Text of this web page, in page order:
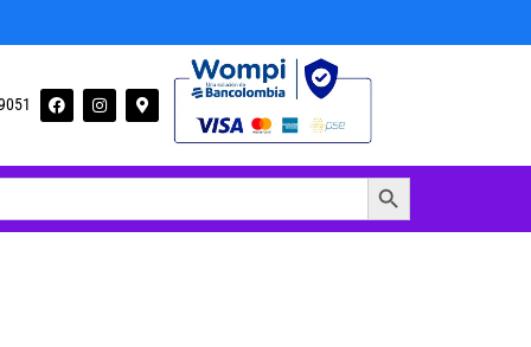
Botón de búsqueda